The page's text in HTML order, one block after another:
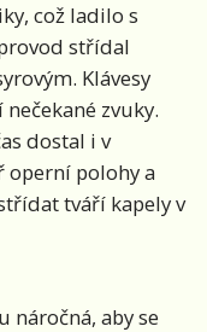
což ladilo s
střídal
Klávesy
zvuky.
dostal i v
operní polohy a
tváří kapely v
náročná, aby se